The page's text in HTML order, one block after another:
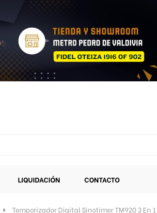
LIQUIDACIÓN CONTACTO
Temporizador Digital Sinotimer TM920 3 En